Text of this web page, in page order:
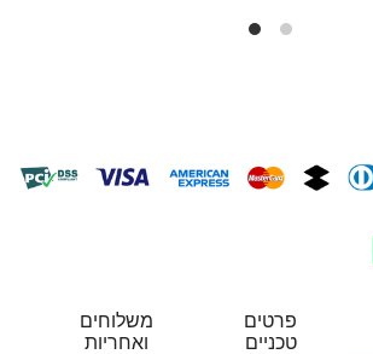
פרטים
טכניים
משלוחים
ואחריות